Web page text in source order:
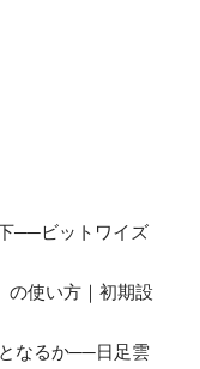
──ビットワイズ
使い方｜初期設
なるか──日足雲